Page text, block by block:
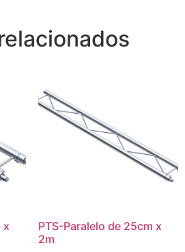
x
PTS-Paralelo de 25cm x
2m